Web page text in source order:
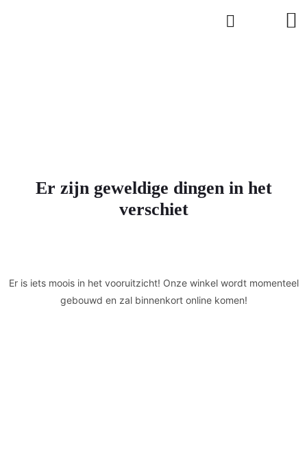
Er zijn geweldige dingen in het
verschiet
Er is iets moois in het vooruitzicht! Onze winkel wordt momenteel
gebouwd en zal binnenkort online komen!